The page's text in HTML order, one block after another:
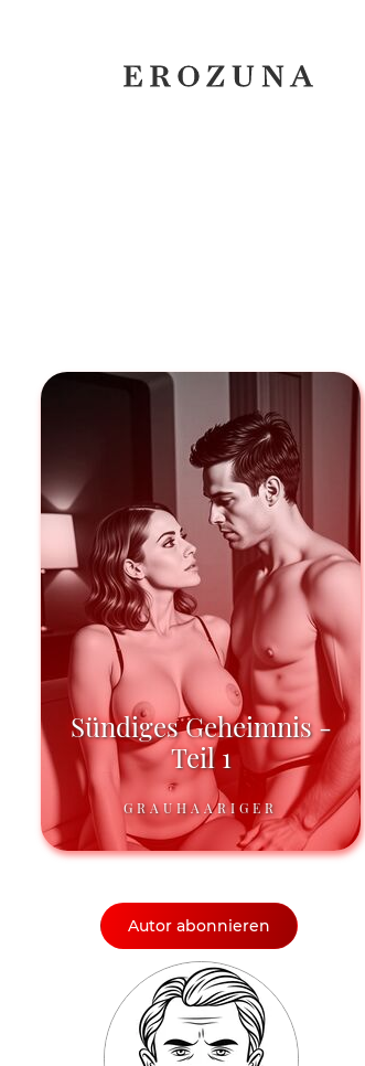
Sündiges Geheimnis -
Teil 1
GRAUHAARIGER
Autor abonnieren